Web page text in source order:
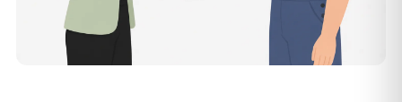
den Preis nach oben oder unten — den genauen
Festpreis nennt Ihnen der Entrümpler nach kurzer
Beschreibung.
Werden Entrümpelungen in Gersfeld in Zukunft